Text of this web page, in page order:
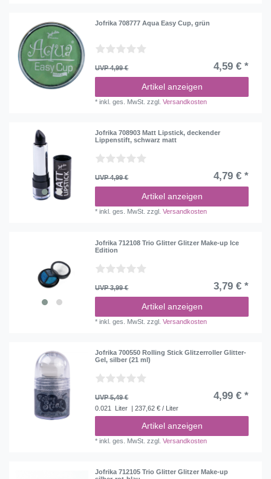
Jofrika 708777 Aqua Easy Cup, grün
UVP 4,99 € 4,59 € *
Artikel anzeigen
*inkl. ges. MwSt. zzgl.Versandkosten
Jofrika 708903 Matt Lipstick, deckender
Lippenstift, schwarz matt
UVP 4,99 € 4,79 € *
Artikel anzeigen
*inkl. ges. MwSt. zzgl.Versandkosten
Jofrika 712108 Trio Glitter Glitzer Make-up Ice
Edition
UVP 3,99 € 3,79 € *
Artikel anzeigen
*inkl. ges. MwSt. zzgl.Versandkosten
Jofrika 700550 Rolling Stick Glitzerroller Glitter-
Gel, silber (21 ml)
UVP 5,49 € 4,99 € *
0.021 Liter | 237,62 € / Liter
Artikel anzeigen
*inkl. ges. MwSt. zzgl.Versandkosten
Jofrika 712105 Trio Glitter Glitzer Make-up